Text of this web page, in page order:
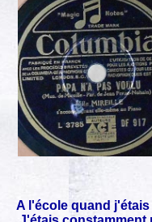
A l'école quand